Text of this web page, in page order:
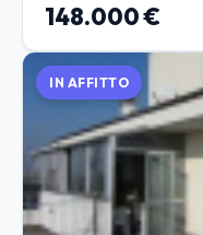
148.000 €
IN AFFITTO